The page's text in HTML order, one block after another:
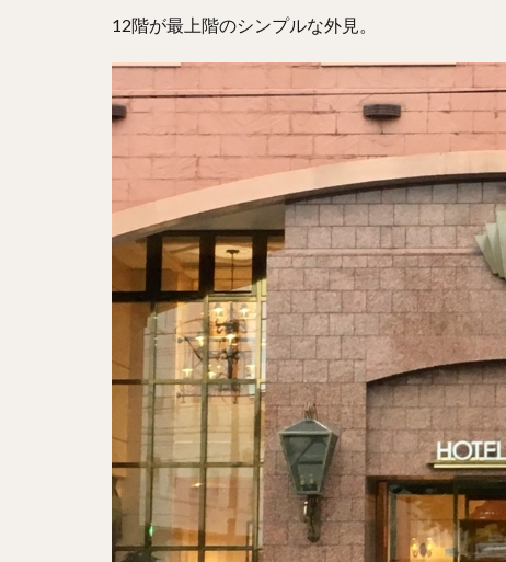
12階が最上階のシンプルな外見。